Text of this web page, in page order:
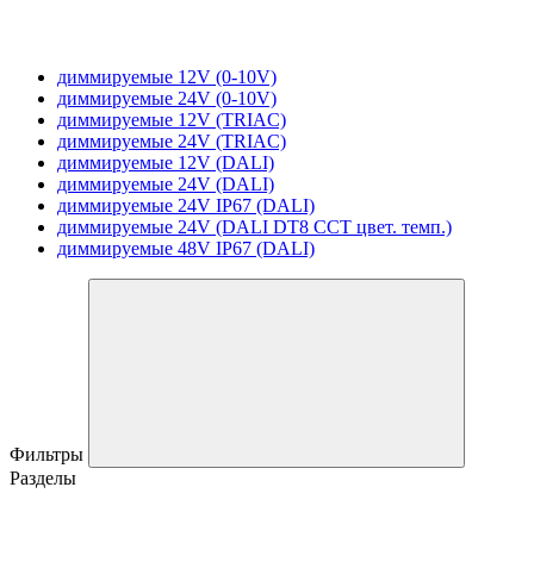
диммируемые 12V (0-10V)
диммируемые 24V (0-10V)
диммируемые 12V (TRIAC)
диммируемые 24V (TRIAC)
диммируемые 12V (DALI)
диммируемые 24V (DALI)
диммируемые 24V IP67 (DALI)
диммируемые 24V (DALI DT8 CCT цвет. темп.)
диммируемые 48V IP67 (DALI)
Фильтры
Разделы